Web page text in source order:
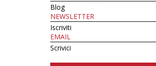
Blog
NEWSLETTER
Iscriviti
EMAIL
Scrivici